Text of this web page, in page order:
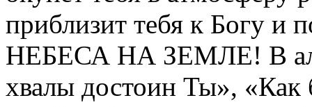
приблизит тебя к Богу и
НЕБЕСА НА ЗЕМЛЕ! В
хвалы достоин Ты», «Как